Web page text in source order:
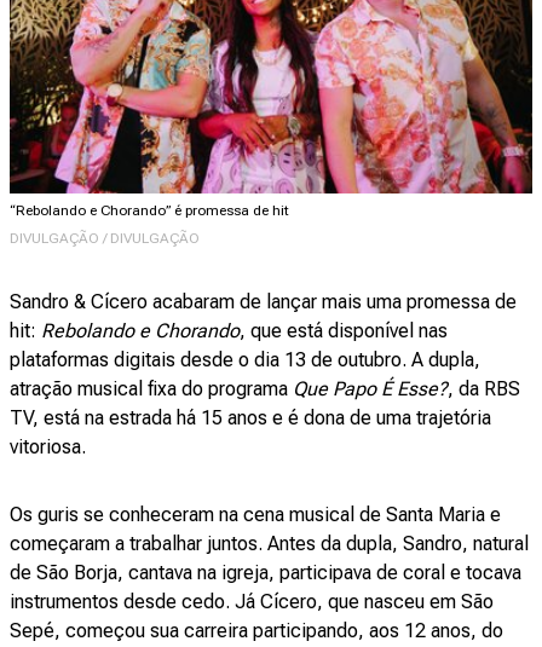
“Rebolando e Chorando” é promessa de hit
DIVULGAÇÃO / DIVULGAÇÃO
Sandro & Cícero acabaram de lançar mais uma promessa de
hit: Rebolando e Chorando, que está disponível nas
plataformas digitais desde o dia 13 de outubro. A dupla,
atração musical fixa do programa Que Papo É Esse?, da RBS
TV, está na estrada há 15 anos e é dona de uma trajetória
vitoriosa.
Os guris se conheceram na cena musical de Santa Maria e
começaram a trabalhar juntos. Antes da dupla, Sandro, natural
de São Borja, cantava na igreja, participava de coral e tocava
instrumentos desde cedo. Já Cícero, que nasceu em São
Sepé, começou sua carreira participando, aos 12 anos, do